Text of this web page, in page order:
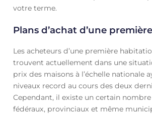
votre terme.
Plans d’achat d’une
Les acheteurs d’une première
trouvent actuellement dans une
prix des maisons à l’échelle nationale
niveaux record au cours des deux
Cependant, il existe un certain
fédéraux, provinciaux et même